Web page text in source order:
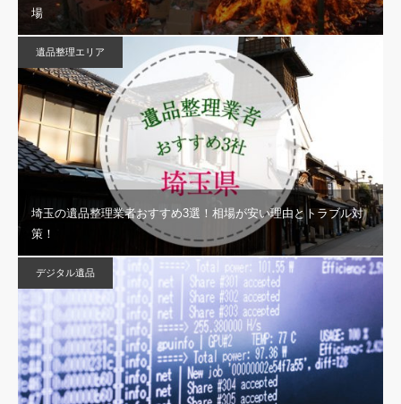
場
遺品整理エリア
埼玉の遺品整理業者おすすめ3選！相場が安い理由とトラブル対
策！
デジタル遺品